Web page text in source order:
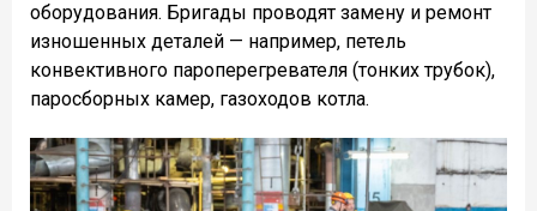
оборудования. Бригады проводят замену и ремонт
изношенных деталей — например, петель
конвективного пароперегревателя (тонких трубок),
паросборных камер, газоходов котла.